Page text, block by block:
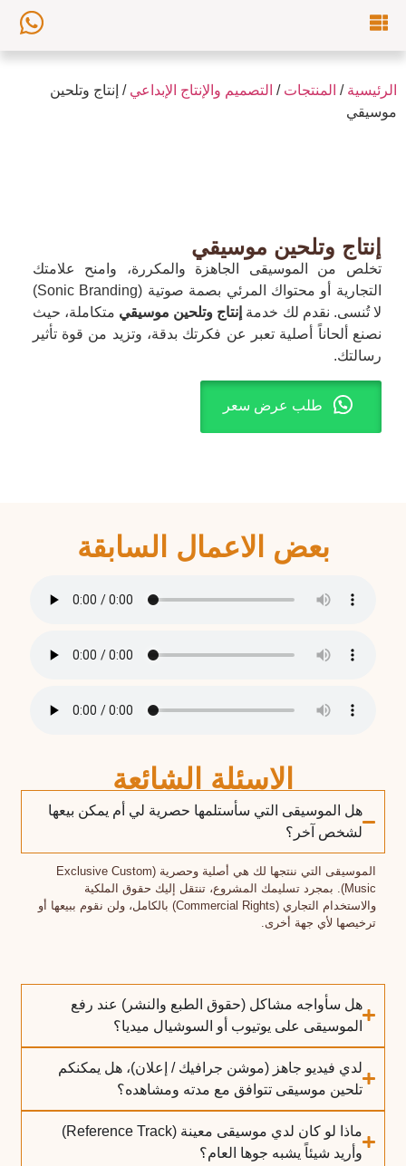
الرئيسية / المنتجات / التصميم والإنتاج الإبداعي / إنتاج وتلحين
موسيقي
إنتاج وتلحين موسيقي
تخلص من الموسيقى الجاهزة والمكررة، وامنح علامتك
التجارية أو محتواك المرئي بصمة صوتية (Sonic Branding)
لا تُنسى. نقدم لك خدمة إنتاج وتلحين موسيقي متكاملة، حيث
نصنع ألحاناً أصلية تعبر عن فكرتك بدقة، وتزيد من قوة تأثير
رسالتك.
طلب عرض سعر
بعض الاعمال السابقة
الاسئلة الشائعة
هل الموسيقى التي سأستلمها حصرية لي أم يمكن بيعها
لشخص آخر؟
الموسيقى التي ننتجها لك هي أصلية وحصرية (Exclusive Custom
Music). بمجرد تسليمك المشروع، تنتقل إليك حقوق الملكية
والاستخدام التجاري (Commercial Rights) بالكامل، ولن نقوم ببيعها أو
ترخيصها لأي جهة أخرى.
هل سأواجه مشاكل (حقوق الطبع والنشر) عند رفع
الموسيقى على يوتيوب أو السوشيال ميديا؟
لدي فيديو جاهز (موشن جرافيك / إعلان)، هل يمكنكم
تلحين موسيقى تتوافق مع مدته ومشاهده؟
ماذا لو كان لدي موسيقى معينة (Reference Track)
وأريد شيئاً يشبه جوها العام؟